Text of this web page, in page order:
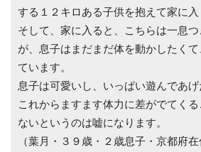
する１２キロある子供を抱えて家に入
そして、家に入ると、こちらは一息
が、息子はまだまだ体を動かしたく
ています。
息子は可愛いし、いっぱい遊んであげ
これからますます体力に差がでてく
ないというのは嘘になります。
（葉月・３９歳・２歳息子・京都府在